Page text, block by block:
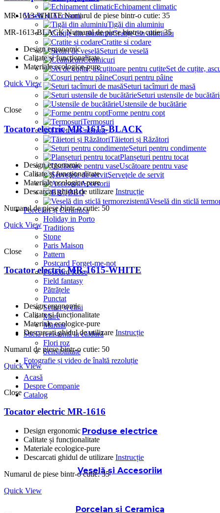
Echipament climatic
Veselă și Accesorii
Tigăi din aluminiu
Cratițe din aluminiu
Cratite si codare
Seturi de veselă
Ceainicuri
Set de cuțite,
Coșuri pentru pâine
Seturi tacîmuri de masă
Seturi ustensile de
Ustensile de bucătărie
Forme pentru copt
Termosuri
Cafeterie
Tăietori și Răzători
Seturi pentru condimente
Planșeturi pentru tocat
Uscătoare pentru vase
Şerveţele de servit
Accesorii
BBQ
Veselă din sticlă
Porcelan și Ceramica
Holiday in Porto
Traditions
Stone
Paris Maison
Pattern
Postcard Forget-me-not
Postcard Rose
Field fantasy
Pătrățele
Punctat
Seturi și căni
Mure
Marmit
Sticlă rezistentă la căldură
Flori roz
Sensibilitate
Fotografie și video de înaltă rezoluție
Acasă
Despre Companie
Catalog
Produse electrice
Veselă și Accesoriiи
Porcelan și Ceramica
MR-1613-WHITENumarul de piese bintr-o cutie: 35
MR-1613-BLACKNumarul de piese bintr-o cutie: 35
Design ergonomic
Calitate și funcționalitate
Materiale ecologice-pure
Quick View
Close
Tocator electric MR-1615-BLACK
Design ergonomic
Calitate și funcționalitate
Materiale ecologice-pure
Descarcati ghidul de utilizare Instrucție
Numarul de piese bintr-o cutie: 50
Quick View
Close
Tocator electric MR-1615-WHITE
Design ergonomic
Calitate și funcționalitate
Materiale ecologice-pure
Descarcati ghidul de utilizare Instrucție
Numarul de piese bintr-o cutie: 50
Quick View
Close
Tocator electric MR-1616
Design ergonomic
Calitate și funcționalitate
Materiale ecologice-pure
Descarcati ghidul de utilizare Instrucție
Numarul de piese bintr-o cutie: 35
Quick View